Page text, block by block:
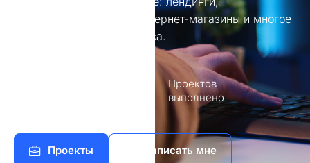
корпоративные сайты, интернет-магазины и многое
другое для вашего бизнеса.
Проектов
выполнено
Проекты Написать мне